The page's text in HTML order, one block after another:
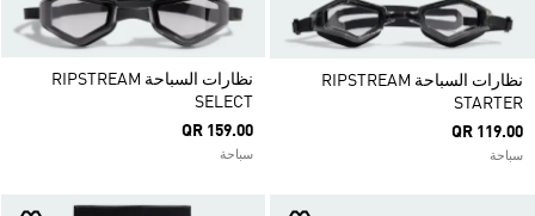
نظارات السباحة RIPSTREAM
STARTER
QR 119.00
سباحة
نظارات السباحة RIPSTREAM
SELECT
QR 159.00
سباحة